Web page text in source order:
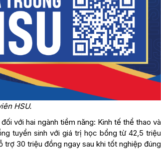
HSU.
với hai ngành tiềm năng: Kinh tế thể thao và
tuyển sinh với giá trị học bổng từ 42,5 triệu
30 triệu đồng ngay sau khi tốt nghiệp đúng